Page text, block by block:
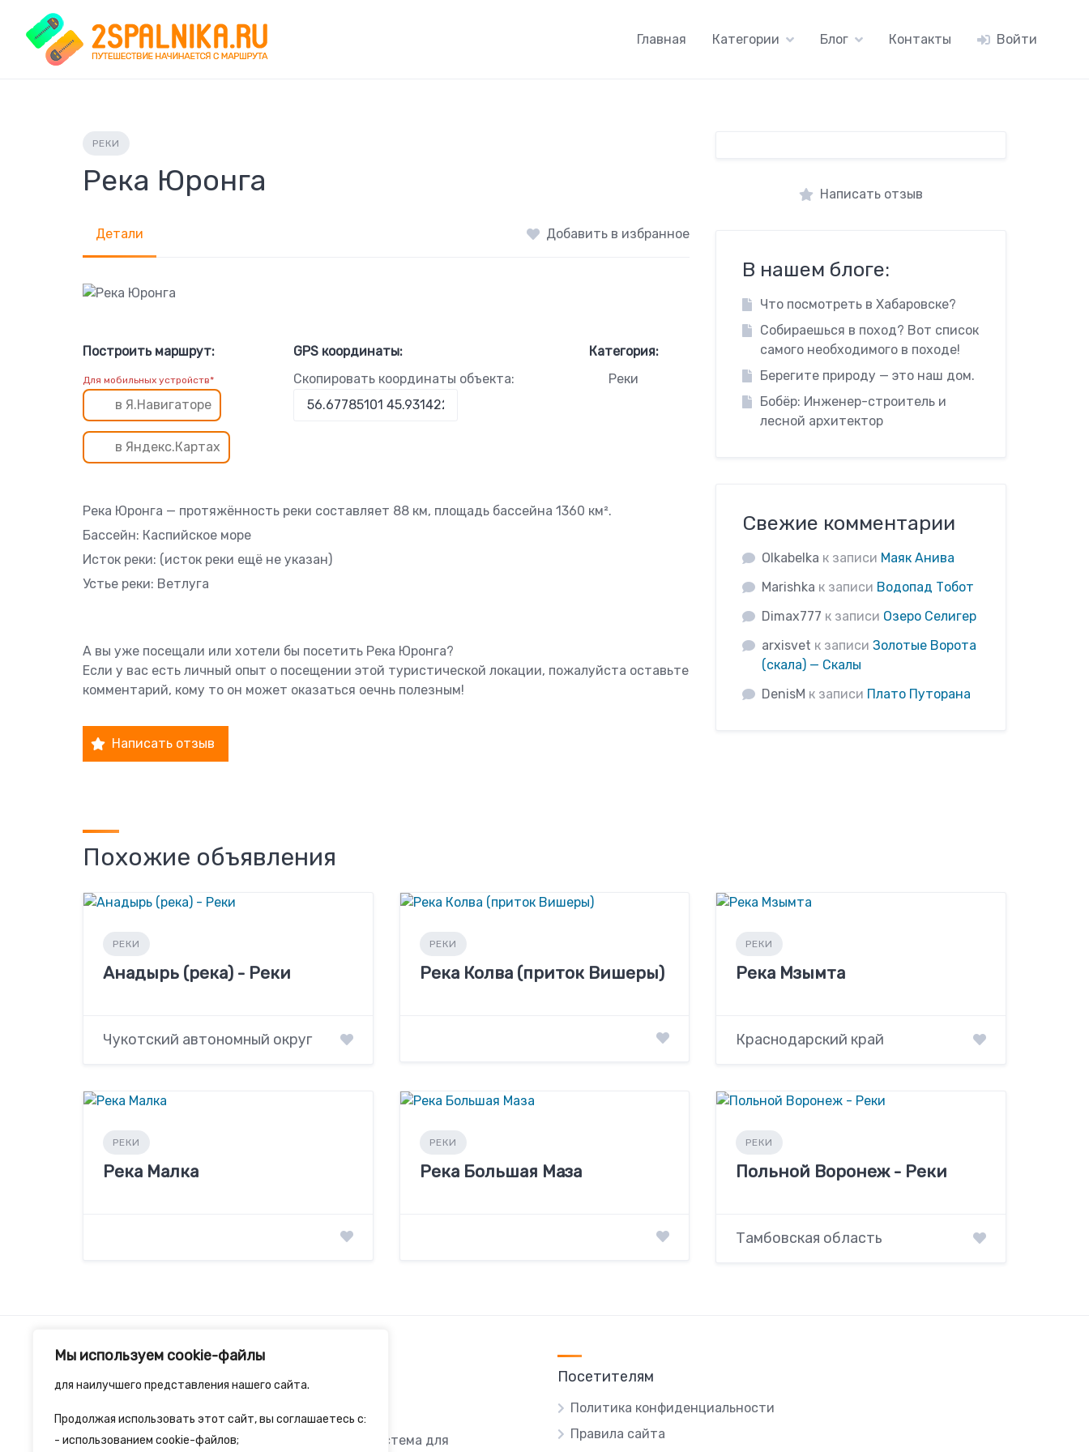
Мы используем cookie-файлы
для наилучшего представления нашего сайта.
Продолжая использовать этот сайт, вы соглашаетесь с:
- использованием cookie-файлов;
content
Главная Категории Блог Контакты Войти
РЕКИ
Река Юронга
Детали Добавить в избранное
Построить маршрут:
Для мобильных устройств*
в Я.Навигаторе
в Яндекс.Картах
GPS координаты:
Скопировать координаты объекта:
Категория:
Реки
Река Юронга — протяжённость реки составляет 88 км, площадь бассейна 1360 км².
Бассейн: Каспийское море
Исток реки: (исток реки ещё не указан)
Устье реки: Ветлуга
А вы уже посещали или хотели бы посетить Река Юронга?
Если у вас есть личный опыт о посещении этой туристической локации, пожалуйста оставьте
комментарий, кому то он может оказаться оечнь полезным!
Написать отзыв
Написать отзыв
В нашем блоге:
Что посмотреть в Хабаровске?
Собираешься в поход? Вот список
самого необходимого в походе!
Берегите природу — это наш дом.
Бобёр: Инженер-строитель и
лесной архитектор
Свежие комментарии
Olkabelka к записи Маяк Анива
Marishka к записи Водопад Тобот
Dimax777 к записи Озеро Селигер
arxisvet к записиЗолотые Ворота
(скала) — Скалы
DenisM к записи Плато Путорана
Похожие объявления
РЕКИ
Анадырь (река) - Реки
Чукотский автономный округ
РЕКИ
Река Колва (приток Вишеры)
РЕКИ
Река Мзымта
Краснодарский край
РЕКИ
Река Малка
РЕКИ
Река Большая Маза
РЕКИ
Польной Воронеж - Реки
Тамбовская область
2spalnika.ru — это удобная информационная система для
Посетителям
Политика конфиденциальности
Правила сайта